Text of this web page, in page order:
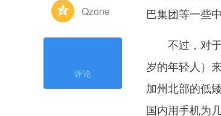
Qzone
评论
巴集团等一些
不过，对于
岁的年轻人）
加州北部的低
国内用手机为